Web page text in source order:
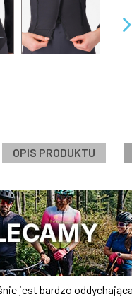
OPIS PRODUKTU
jest bardzo